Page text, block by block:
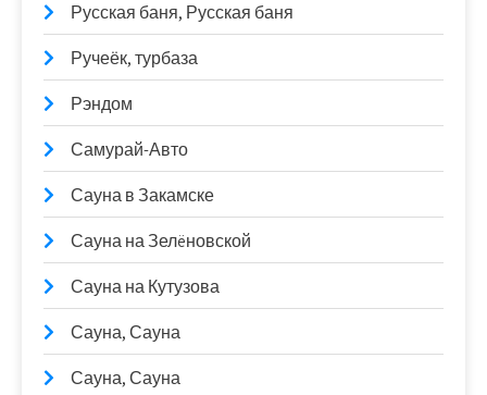
Русская баня, Русская баня
Ручеёк, турбаза
Рэндом
Самурай-Авто
Сауна в Закамске
Сауна на Зелëновской
Сауна на Кутузова
Сауна, Сауна
Сауна, Сауна